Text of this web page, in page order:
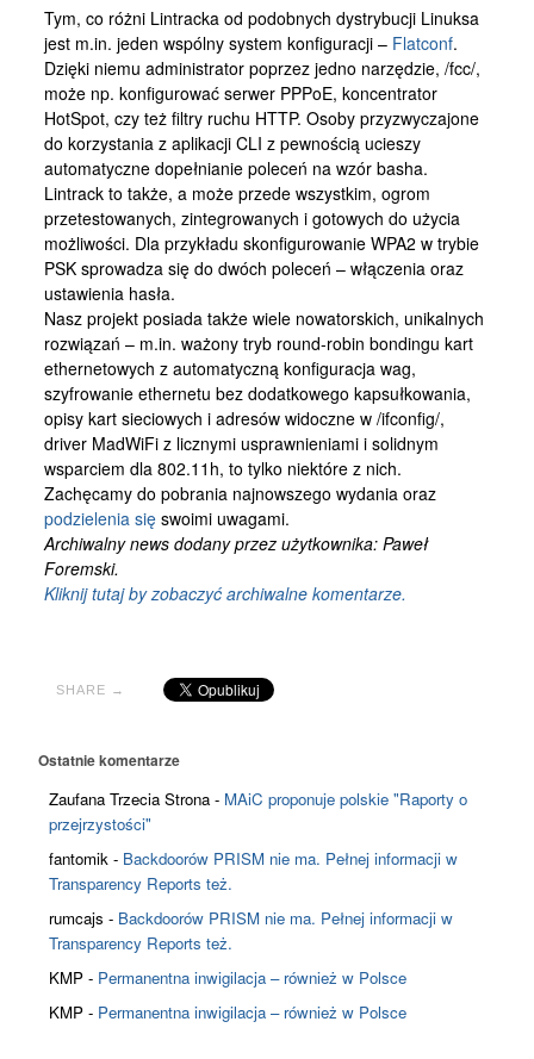
Tym, co różni Lintracka od podobnych dystrybucji Linuksa
jest m.in. jeden wspólny system konfiguracji – Flatconf.
Dzięki niemu administrator poprzez jedno narzędzie, /fcc/,
może np. konfigurować serwer PPPoE, koncentrator
HotSpot, czy też filtry ruchu HTTP. Osoby przyzwyczajone
do korzystania z aplikacji CLI z pewnością ucieszy
automatyczne dopełnianie poleceń na wzór basha.
Lintrack to także, a może przede wszystkim, ogrom
przetestowanych, zintegrowanych i gotowych do użycia
możliwości. Dla przykładu skonfigurowanie WPA2 w trybie
PSK sprowadza się do dwóch poleceń – włączenia oraz
ustawienia hasła.
Nasz projekt posiada także wiele nowatorskich, unikalnych
rozwiązań – m.in. ważony tryb round-robin bondingu kart
ethernetowych z automatyczną konfiguracja wag,
szyfrowanie ethernetu bez dodatkowego kapsułkowania,
opisy kart sieciowych i adresów widoczne w /ifconfig/,
driver MadWiFi z licznymi usprawnieniami i solidnym
wsparciem dla 802.11h, to tylko niektóre z nich.
Zachęcamy do pobrania najnowszego wydania oraz
podzielenia sięswoimi uwagami.
Archiwalny news dodany przez użytkownika: Paweł
Foremski.
Kliknij tutaj by zobaczyć archiwalne komentarze.
SHARE →
Ostatnie komentarze
Zaufana Trzecia Strona - MAiC proponuje polskie "Raporty o
przejrzystości"
fantomik - Backdoorów PRISM nie ma. Pełnej informacji w
Transparency Reports też.
rumcajs - Backdoorów PRISM nie ma. Pełnej informacji w
Transparency Reports też.
KMP - Permanentna inwigilacja – również w Polsce
KMP - Permanentna inwigilacja – również w Polsce